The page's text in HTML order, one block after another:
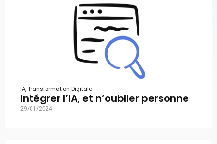
IA,Transformation Digitale
Intégrer l’IA, et n’oublier personne
29/01/2024